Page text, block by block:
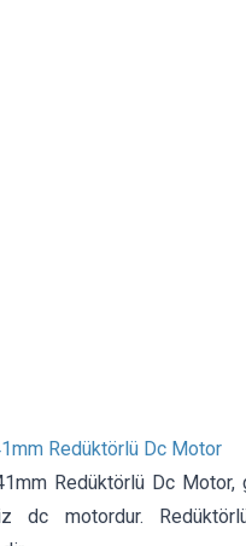
Redüktörlü Dc Motor
Redüktörlü Dc
dc motordur.